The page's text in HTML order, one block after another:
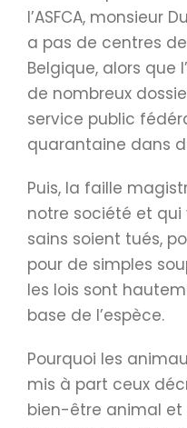
l’ASFCA, monsieur
a pas de centres
Belgique, alors que
de nombreux
service public
quarantaine dans
Puis, la faille
notre société et
sains soient tués,
pour de simples
les lois sont
base de l’espèce.
Pourquoi les
mis à part ceux
bien-être animal